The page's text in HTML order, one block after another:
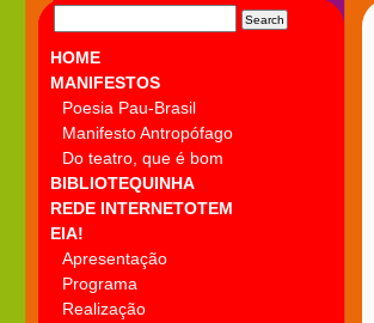
FOR:
HOME
MANIFESTOS
Poesia Pau-Brasil
Manifesto Antropófago
Do teatro, que é bom
BIBLIOTEQUINHA
REDE INTERNETOTEM
EIA!
Apresentação
Programa
Realização